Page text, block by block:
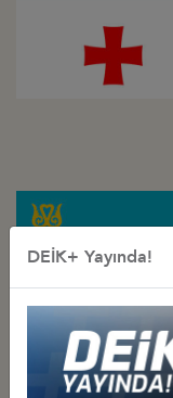
DEİK+ Yayında!